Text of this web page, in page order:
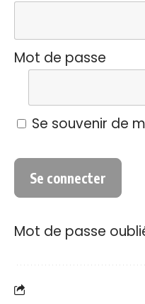
Mot de passe
Se souvenir de
Mot de passe